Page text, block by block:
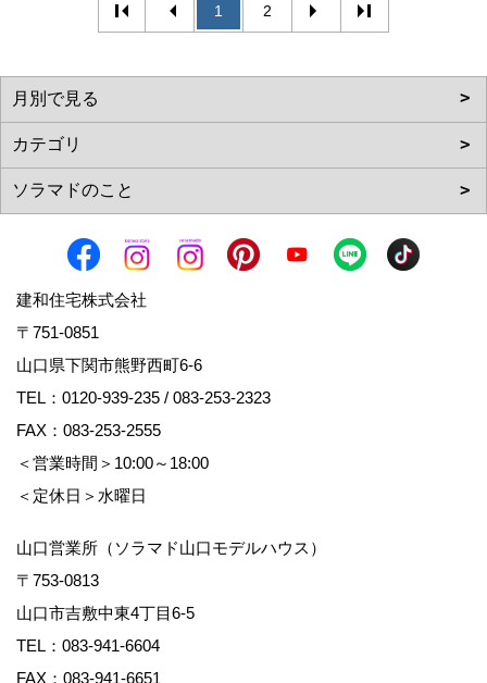
1 2
建和住宅株式会社
〒751-0851
山口県下関市熊野西町6-6
TEL： 0120-939-235 / 083-253-2323
FAX：083-253-2555
＜営業時間＞10:00～18:00
＜定休日＞水曜日
山口営業所（ソラマド山口モデルハウス）
〒753-0813
山口市吉敷中東4丁目6-5
TEL： 083-941-6604
FAX：083-941-6651